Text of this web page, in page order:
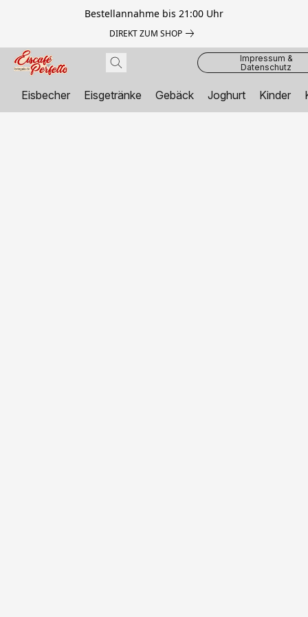
Bestellannahme bis 21:00 Uhr
DIREKT ZUM SHOP
Impressum &
Datenschutz
Eisbecher Eisgetränke Gebäck Joghurt Kinder